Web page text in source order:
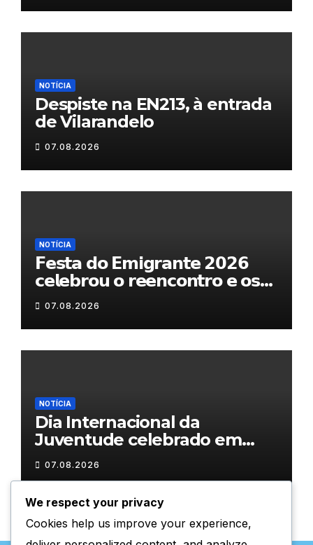
NOTÍCIA
Despiste na EN213, à entrada
de Vilarandelo
07.08.2026
NOTÍCIA
𝗙𝗲𝘀𝘁𝗮 𝗱𝗼 𝗘𝗺𝗶𝗴𝗿𝗮𝗻𝘁𝗲 𝟮𝟬𝟮𝟲
𝗰𝗲𝗹𝗲𝗯𝗿𝗼𝘂 𝗼 𝗿𝗲𝗲𝗻𝗰𝗼𝗻𝘁𝗿𝗼 𝗲 𝗼𝘀
𝗹𝗮𝗰̧𝗼𝘀 𝗾𝘂𝗲 𝘂𝗻𝗲𝗺 𝗠𝘂𝗿𝗰̧𝗮
07.08.2026
NOTÍCIA
Dia Internacional da
Juventude celebrado em
Chaves com atividades
gratuitas
07.08.2026
We respect your privacy
Cookies help us improve your experience,